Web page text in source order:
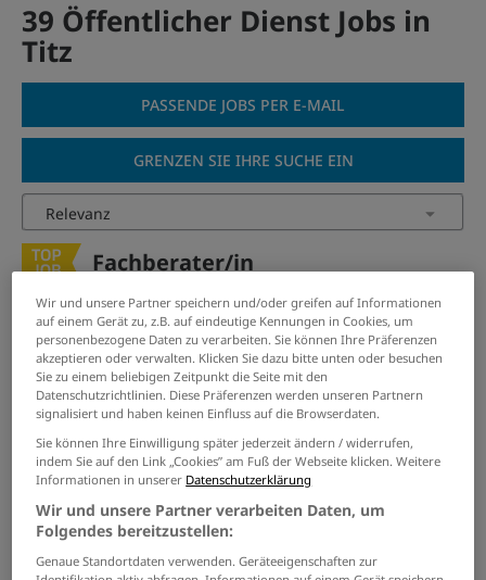
39 Öffentlicher Dienst Jobs in
Titz
PASSENDE JOBS PER E-MAIL
GRENZEN SIE IHRE SUCHE EIN
Fachberater/in
21.07.2026 /Stadt Hückelhoven / Hückelhoven
Ausbildung Gärtner:in
(w/m/d)
18.07.2026 / Stadt Würselen / Würselen
Brandmeisteranwärter:in
(w/m/d)
18.07.2026 / Stadt Würselen / Würselen
Wir und unsere Partner speichern und/oder greifen auf Informationen
auf einem Gerät zu, z.B. auf eindeutige Kennungen in Cookies, um
personenbezogene Daten zu verarbeiten. Sie können Ihre Präferenzen
akzeptieren oder verwalten. Klicken Sie dazu bitte unten oder besuchen
Sie zu einem beliebigen Zeitpunkt die Seite mit den
Datenschutzrichtlinien. Diese Präferenzen werden unseren Partnern
signalisiert und haben keinen Einfluss auf die Browserdaten.
Sie können Ihre Einwilligung später jederzeit ändern / widerrufen,
indem Sie auf den Link „Cookies” am Fuß der Webseite klicken. Weitere
Informationen in unserer Datenschutzerklärung
Wir und unsere Partner verarbeiten Daten, um
Folgendes bereitzustellen:
Genaue Standortdaten verwenden. Geräteeigenschaften zur